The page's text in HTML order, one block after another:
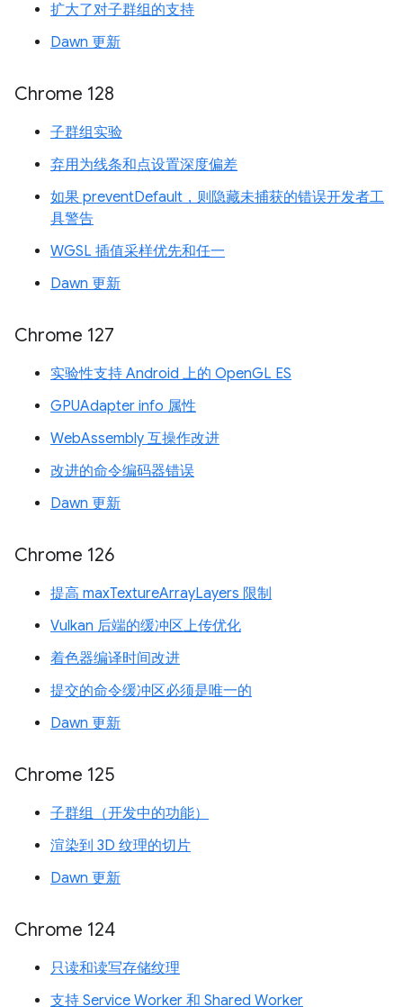
扩大了对子群组的支持
Dawn 更新
Chrome 128
子群组实验
弃用为线条和点设置深度偏差
如果 preventDefault，则隐藏未捕获的错误开发者工
具警告
WGSL 插值采样优先和任一
Dawn 更新
Chrome 127
实验性支持 Android 上的 OpenGL ES
GPUAdapter info 属性
WebAssembly 互操作改进
改进的命令编码器错误
Dawn 更新
Chrome 126
提高 maxTextureArrayLayers 限制
Vulkan 后端的缓冲区上传优化
着色器编译时间改进
提交的命令缓冲区必须是唯一的
Dawn 更新
Chrome 125
子群组（开发中的功能）
渲染到 3D 纹理的切片
Dawn 更新
Chrome 124
只读和读写存储纹理
支持 Service Worker 和 Shared Worker